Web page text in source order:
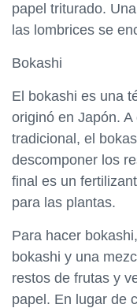
papel triturado.
las lombrices se
Bokashi
El bokashi es una
originó en Japón.
tradicional, el
descomponer los
final es un
para las plantas.
Para hacer
bokashi y una
restos de frutas y
papel. En lugar de